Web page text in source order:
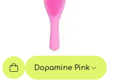
Dopamine Pink